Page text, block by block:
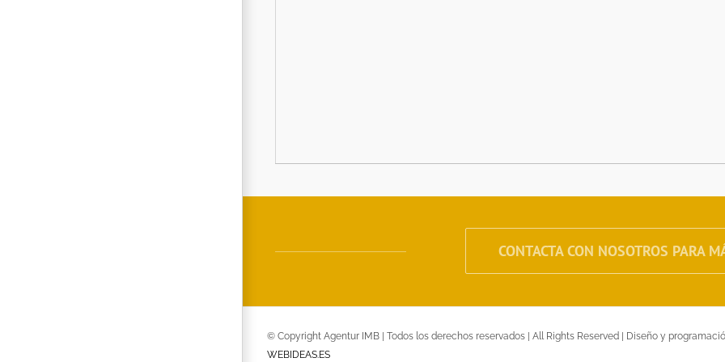
CONTACTA CON NOSOTROS PARA
© Copyright Agentur IMB | Todos los derechos reservados | All Rights Reserved | Diseño y
WEBIDEAS.ES